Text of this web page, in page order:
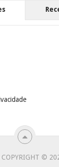
COPYRIGHT ©